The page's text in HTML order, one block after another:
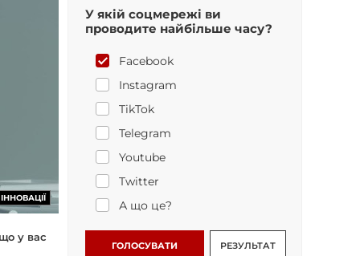
ІННОВАЦІЇ
у вас
У якій соцмережі ви
проводите найбільше часу?
Facebook
Instagram
TikTok
Telegram
Youtube
Twitter
А що це?
ГОЛОСУВАТИ РЕЗУЛЬТАТ